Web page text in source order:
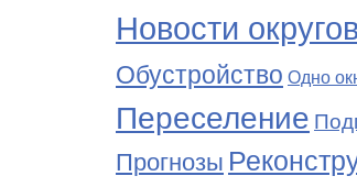
Новости округов
Обустройство Одно
Переселение
Прогнозы